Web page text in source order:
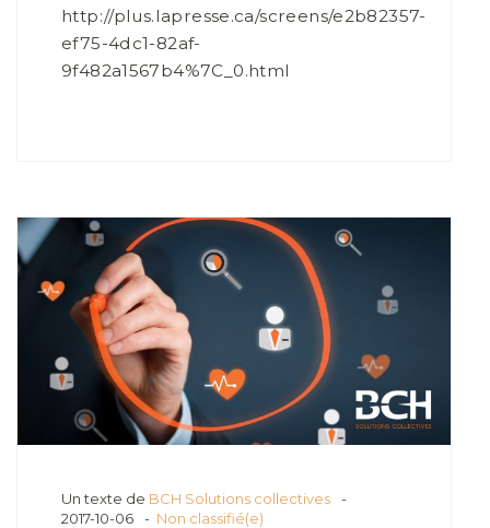
http://plus.lapresse.ca/screens/e2b82357-
ef75-4dc1-82af-
9f482a1567b4%7C_0.html
Un texte de BCH Solutions collectives
2017-10-06
Non classifié(e)